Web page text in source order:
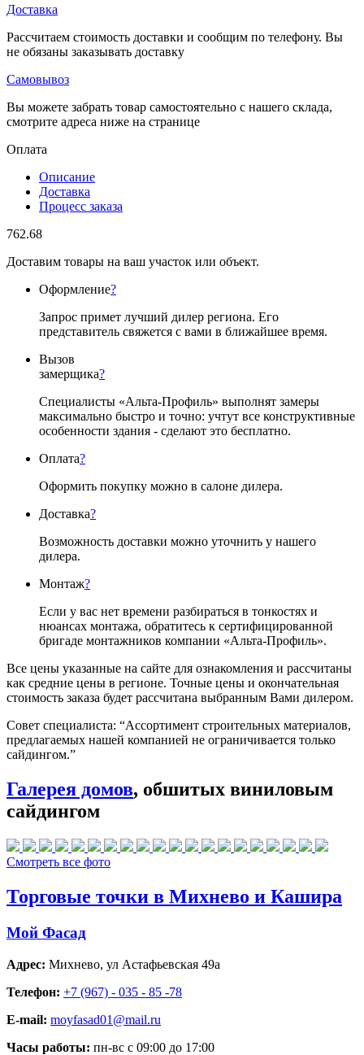
Доставка
Рассчитаем стоимость доставки и сообщим по телефону. Вы
не обязаны заказывать доставку
Самовывоз
Вы можете забрать товар самостоятельно с нашего склада,
смотрите адреса ниже на странице
Оплата
Описание
Доставка
Процесс заказа
762.68
Доставим товары на ваш участок или объект.
Оформление?
Запрос примет лучший дилер региона. Его
представитель свяжется с вами в ближайшее время.
Вызов
замерщика?
Специалисты «Альта-Профиль» выполнят замеры
максимально быстро и точно: учтут все конструктивные
особенности здания - сделают это бесплатно.
Оплата?
Оформить покупку можно в салоне дилера.
Доставка?
Возможность доставки можно уточнить у нашего
дилера.
Монтаж?
Если у вас нет времени разбираться в тонкостях и
нюансах монтажа, обратитесь к сертифицированной
бригаде монтажников компании «Альта-Профиль».
Все цены указанные на сайте для ознакомления и рассчитаны
как средние цены в регионе. Точные цены и окончательная
стоимость заказа будет рассчитана выбранным Вами дилером.
Совет специалиста: “Ассортимент строительных материалов,
предлагаемых нашей компанией не ограничивается только
сайдингом.”
Галерея домов, обшитых виниловым
сайдингом
Смотреть все фото
Торговые точки в Михнево и Кашира
Мой Фасад
Адрес: Михнево, ул Астафьевская 49а
Телефон: +7 (967) - 035 - 85 -78
E-mail: moyfasad01@mail.ru
Часы работы: пн-вс с 09:00 до 17:00